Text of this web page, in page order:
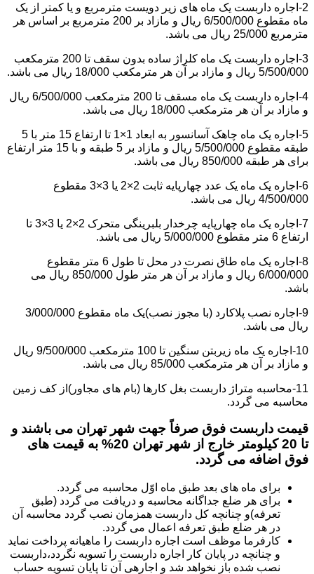
2-اجاره داربست یک ماه های زیر دویست مترمربع و یا کمتر از یک
ماه مقطوع 6/500/000 ریال و مازاد بر 200 مترمربع بر اساس هر
مترمربع 25/000 ریال می باشد.
3-اجاره داربست یک ماه کلراژ ساده بدون سقف تا 200 مترمکعب
5/500/000 ریال و مازاد بر آن هر مترمکعب 18/000 ریال می باشد.
4-اجاره داربست یک ماه مسقف تا 200 مترمکعب 6/500/000 ریال
و مازاد بر آن هر مترمکعب 18/000 ریال می باشد.
5-اجاره یک ماه چاهک آسانسور به ابعاد 1×1 تا ارتفاع 15 متر با 5
طبقه مقطوع 5/500/000 ریال و مازاد بر 5 طبقه و با 15 متر ارتفاع
برای هر طبقه 850/000 ریال می باشد.
6-اجاره یک ماه یک عدد چهارپایه ثابت 2×2 یا 3×3 مقطوع
4/500/000 ریال می باشد.
7-اجاره یک ماه چهارپایه چرخدار بلبرینگی متحرک 2×2 یا 3×3 تا
ارتفاع 6 متر مقطوع 5/000/000 ریال می باشد.
8-اجاره یک ماه طاق نصرت در محل تا طول 6 متر مقطوع
6/000/000 ریال و مازاد بر آن هر متر طول 850/000 ریال می
باشد.
9-اجاره نصب پلاکارد (با مجوز نصب)یک ماه مقطوع 3/000/000
ریال می باشد.
10-اجاره یک ماه زیربتن سنگین تا 100 مترمکعب 9/500/000 ریال
و مازاد بر آن هر مترمکعب 85/000 ریال می باشد.
11-محاسبه متراژ داربست بغل کارها (بام های مجاور)از کف زمین
محاسبه می گردد.
قیمت داربست فوق صرفاً جهت شهر تهران می باشند و
تا 20 کیلومتر خارج از شهر تهران 20% به قیمت های
فوق اضافه می گردد.
برای ماه های بعد طبق ماه اوّل محاسبه می گردد.
برای هر ضلع جداگانه محاسبه و دریافت می گردد (طبق
تعرفه)و چنانچه کل داربست همزمان نصب گردد محاسبه آن
در هر ضلع طبق تعرفه اعمال می گردد.
کارفرما موظف است اجاره داربست را ماهیانه پرداخت نماید
و چنانچه در پایان کار اجاره داربست را تسویه نگردد،داربست
نصب شده باز نخواهد شد و اجاره­ی آن تا پایان تسویه حساب